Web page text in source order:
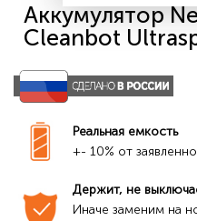
Аккумулятор
Cleanbot
Реальная емкость
+- 10% от
Держит, не
Иначе заменим на